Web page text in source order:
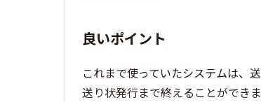
良いポイント
これまで使っていたシステムは、
送り状発行まで終えることができま